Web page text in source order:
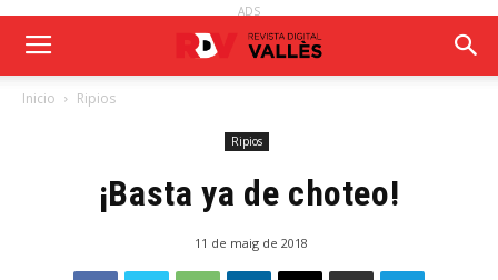
ADS
Inicio Ripios
Ripios
¡Basta ya de choteo!
11 de maig de 2018